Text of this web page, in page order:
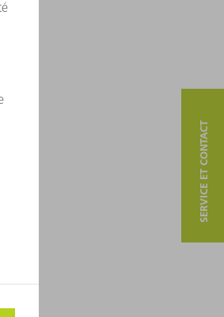
SERVICE ET CONTACT